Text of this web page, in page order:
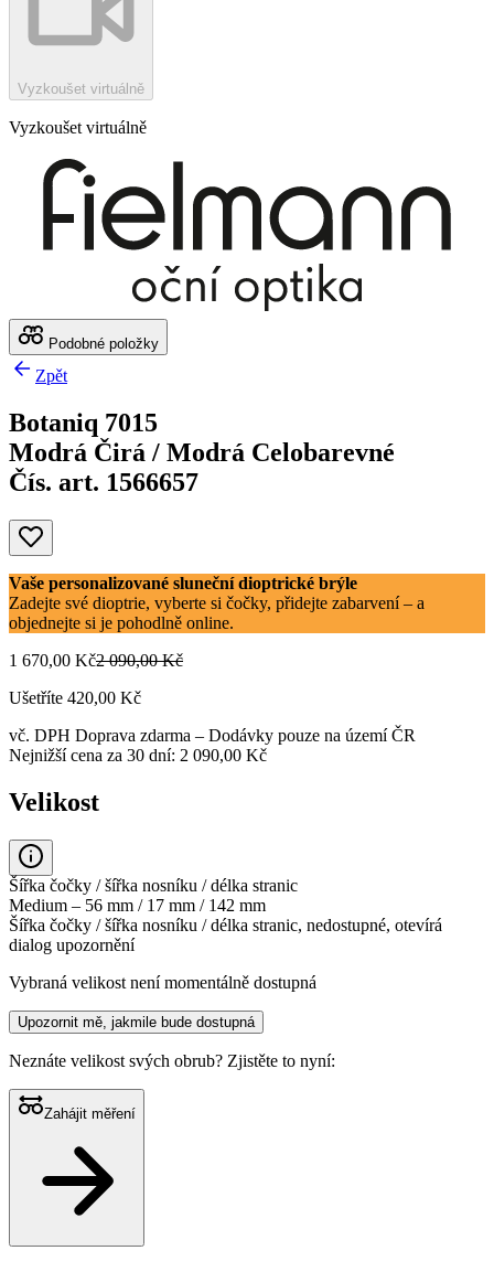
Vyzkoušet virtuálně
Vyzkoušet virtuálně
Podobné položky
Zpět
Botaniq 7015
Modrá Čirá / Modrá Celobarevné
Čís. art. 1566657
Vaše personalizované sluneční dioptrické brýle
Zadejte své dioptrie, vyberte si čočky, přidejte zabarvení – a
objednejte si je pohodlně online.
1 670,00 Kč2 090,00 Kč
Ušetříte 420,00 Kč
vč. DPH Doprava zdarma – Dodávky pouze na území ČR
Nejnižší cena za 30 dní: 2 090,00 Kč
Velikost
Šířka čočky / šířka nosníku / délka stranic
Medium – 56 mm / 17 mm / 142 mm
Šířka čočky / šířka nosníku / délka stranic, nedostupné, otevírá
dialog upozornění
Vybraná velikost není momentálně dostupná
Upozornit mě, jakmile bude dostupná
Neznáte velikost svých obrub? Zjistěte to nyní:
Zahájit měření